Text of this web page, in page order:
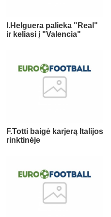
I.Helguera palieka "Real"
ir keliasi į "Valencia"
F.Totti baigė karjerą Italijos
rinktinėje